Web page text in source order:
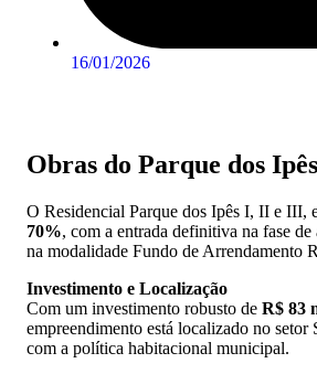
16/01/2026
Obras do Parque dos
O Residencial Parque dos Ipês I, II e III,
70%, com a entrada definitiva na fase
na modalidade Fundo de Arrendamento
Investimento e Localização
Com um investimento robusto de R$ 83
empreendimento está localizado no
com a política habitacional municipal.